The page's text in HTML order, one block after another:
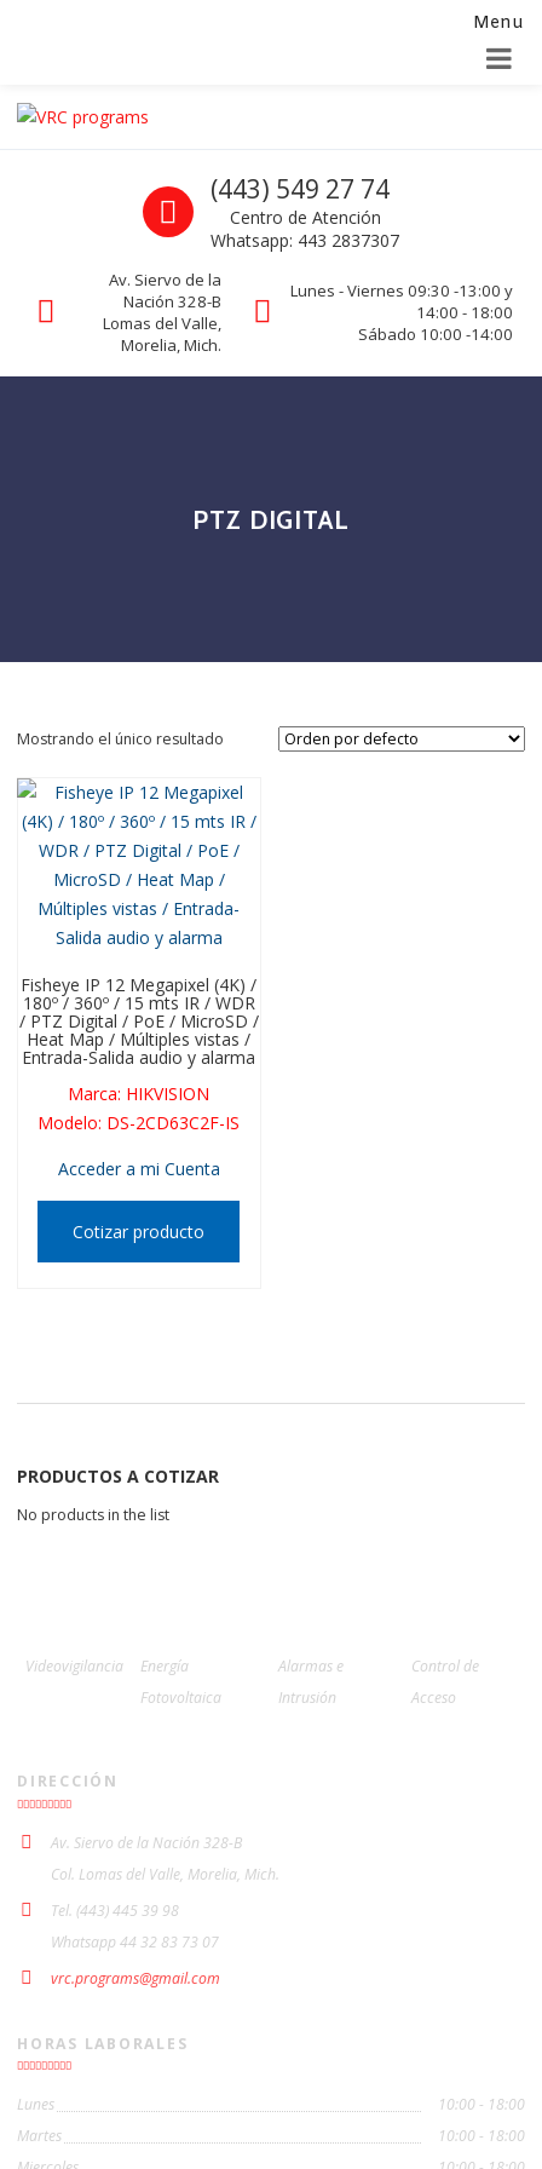
Menu
Skip to navigation
Skip to content
La seguridad de su empresa es nuestro negocio.
Call us
(443) 549 27 74
Centro de Atención
Whatsapp: 443 2837307
Av. Siervo de la
Nación 328-B
Lomas del Valle,
Morelia, Mich.
Lunes - Viernes 09:30 -13:00 y
14:00 - 18:00
Sábado 10:00 -14:00
PTZ DIGITAL
Mostrando el único resultado
Fisheye IP 12 Megapixel (4K) /
180º / 360º / 15 mts IR / WDR
/ PTZ Digital / PoE / MicroSD /
Heat Map / Múltiples vistas /
Entrada-Salida audio y alarma
Marca: HIKVISION
Modelo: DS-2CD63C2F-IS
Acceder a mi Cuenta
Cotizar producto
PRODUCTOS A COTIZAR
No products in the list
Videovigilancia
Energía
Fotovoltaica
Alarmas e
Intrusión
Control de
Acceso
DIRECCIÓN
Av. Siervo de la Nación 328-B
Col. Lomas del Valle, Morelia, Mich.
Tel. (443) 445 39 98
Whatsapp 44 32 83 73 07
vrc.programs@gmail.com
HORAS LABORALES
Lunes
10:00 - 18:00
Martes
10:00 - 18:00